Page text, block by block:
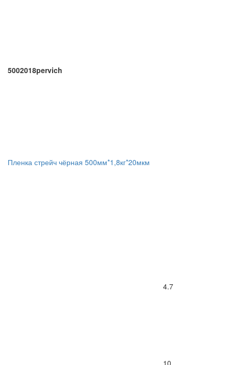
5002018pervich
Пленка стрейч чёрная 500мм*1,8кг*20мкм
4.7
10